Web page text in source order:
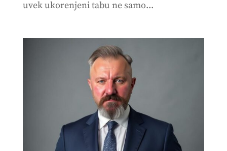
uvek ukorenjeni tabu ne samo...